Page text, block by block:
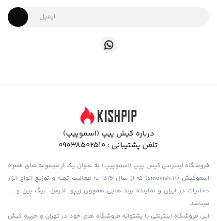
درباره کیش پیپ (اسموپیپ)
تلفن پشتیبانی : 09038502510
فروشگاه اینترنتی کیش پیپ (اسموپیپ) به عنوان یک از مجموعه های همراه
اسموکیش (smokish.ir) که از سال 1375 به فعالیت تهیه و توزیع انواع ابزار
دخانیات در ایران و نماینده برند هایی همچون زیپو، لدرمن، بیگ بین و …
میباشد.
این فروشگاه اینترنتی با پشتوانه فروشگاه های خود در تهران و جزیره کیش